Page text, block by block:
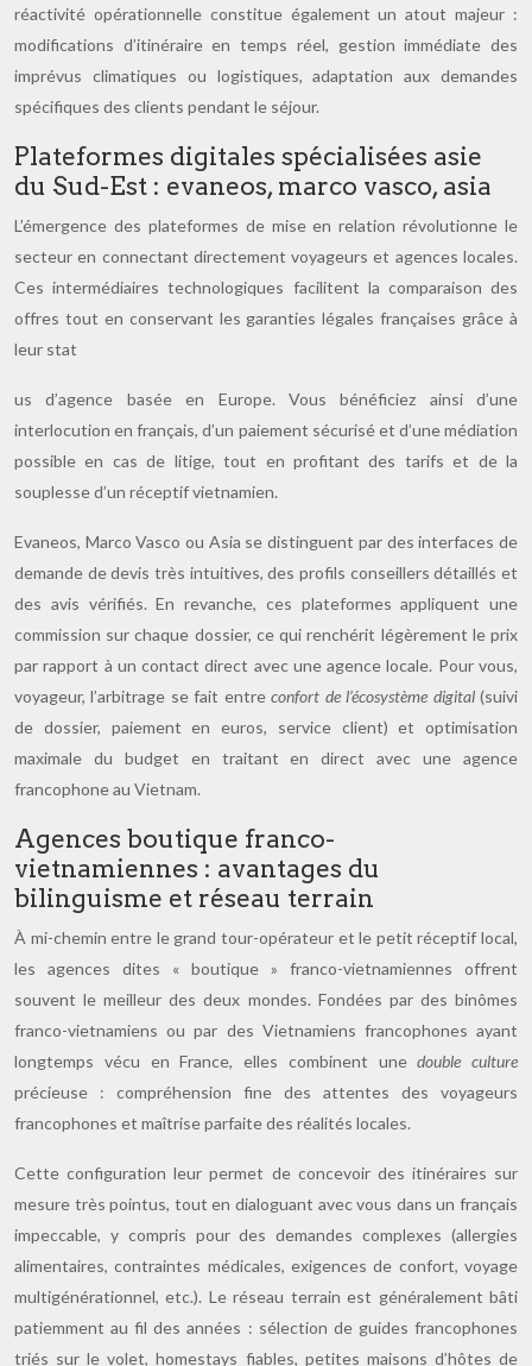
réactivité opérationnelle constitue également un atout majeur :
modifications d’itinéraire en temps réel, gestion immédiate des
imprévus climatiques ou logistiques, adaptation aux demandes
spécifiques des clients pendant le séjour.
Plateformes digitales spécialisées asie
du Sud-Est : evaneos, marco vasco, asia
L’émergence des plateformes de mise en relation révolutionne le
secteur en connectant directement voyageurs et agences locales.
Ces intermédiaires technologiques facilitent la comparaison des
offres tout en conservant les garanties légales françaises grâce à
leur stat
us d’agence basée en Europe. Vous bénéficiez ainsi d’une
interlocution en français, d’un paiement sécurisé et d’une médiation
possible en cas de litige, tout en profitant des tarifs et de la
souplesse d’un réceptif vietnamien.
Evaneos, Marco Vasco ou Asia se distinguent par des interfaces de
demande de devis très intuitives, des profils conseillers détaillés et
des avis vérifiés. En revanche, ces plateformes appliquent une
commission sur chaque dossier, ce qui renchérit légèrement le prix
par rapport à un contact direct avec une agence locale. Pour vous,
voyageur, l’arbitrage se fait entreconfort de l’écosystème digital(suivi
de dossier, paiement en euros, service client) et optimisation
maximale du budget en traitant en direct avec une agence
francophone au Vietnam.
Agences boutique franco-
vietnamiennes : avantages du
bilinguisme et réseau terrain
À mi-chemin entre le grand tour-opérateur et le petit réceptif local,
les agences dites « boutique » franco-vietnamiennes offrent
souvent le meilleur des deux mondes. Fondées par des binômes
franco-vietnamiens ou par des Vietnamiens francophones ayant
longtemps vécu en France, elles combinent unedouble culture
précieuse : compréhension fine des attentes des voyageurs
francophones et maîtrise parfaite des réalités locales.
Cette configuration leur permet de concevoir des itinéraires sur
mesure très pointus, tout en dialoguant avec vous dans un français
impeccable, y compris pour des demandes complexes (allergies
alimentaires, contraintes médicales, exigences de confort, voyage
multigénérationnel, etc.). Le réseau terrain est généralement bâti
patiemment au fil des années : sélection de guides francophones
triés sur le volet, homestays fiables, petites maisons d’hôtes de